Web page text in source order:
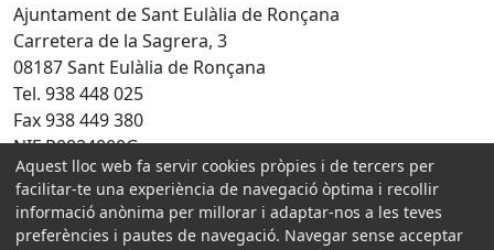
Ajuntament de Sant Eulàlia de Ronçana
Carretera de la Sagrera, 3
08187 Sant Eulàlia de Ronçana
Tel. 938 448 025
Fax 938 449 380
NIF P0824800G
Amb la col·laboració de:
Aquest lloc web fa servir cookies pròpies i de tercers per
facilitar-te una experiència de navegació òptima i recollir
informació anònima per millorar i adaptar-nos a les teves
preferències i pautes de navegació. Navegar sense acceptar